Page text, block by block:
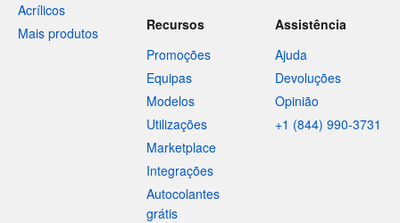
Acrílicos
Mais produtos
Recursos
Promoções
Equipas
Modelos
Utilizações
Marketplace
Integrações
Autocolantes
grátis
Assistência
Ajuda
Devoluções
Opinião
+1 (844) 990-3731